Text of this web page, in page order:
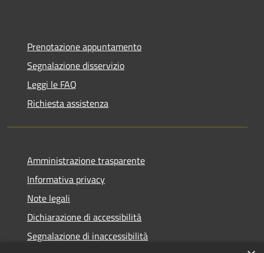
Prenotazione appuntamento
Segnalazione disservizio
Leggi le FAQ
Richiesta assistenza
Amministrazione trasparente
Informativa privacy
Note legali
Dichiarazione di accessibilità
Segnalazione di inaccessibilità